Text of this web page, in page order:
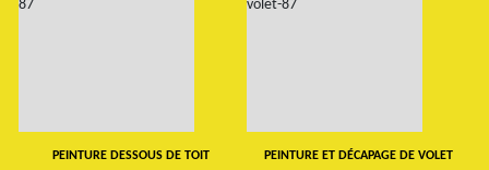
PEINTURE DESSOUS DE TOIT PEINTURE ET DÉCAPAGE DE VOLET